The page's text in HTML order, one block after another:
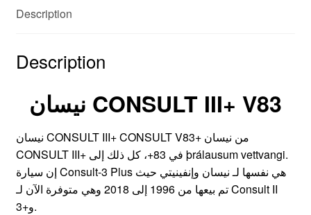
III+
Description
Description
نيسان CONSULT III+ V83
نيسان CONSULT III+ CONSULT V83+ من نيسان
CONSULT III+ في 83+، كل ذلك إلى þrálausum vettvangi.
إن سيارة Consult-3 Plus هي نفسها لـ نيسان وإنفينيتي حيث
تم بيعها من 1996 إلى 2018 وهي متوفرة الآن لـ Consult II
و+3.